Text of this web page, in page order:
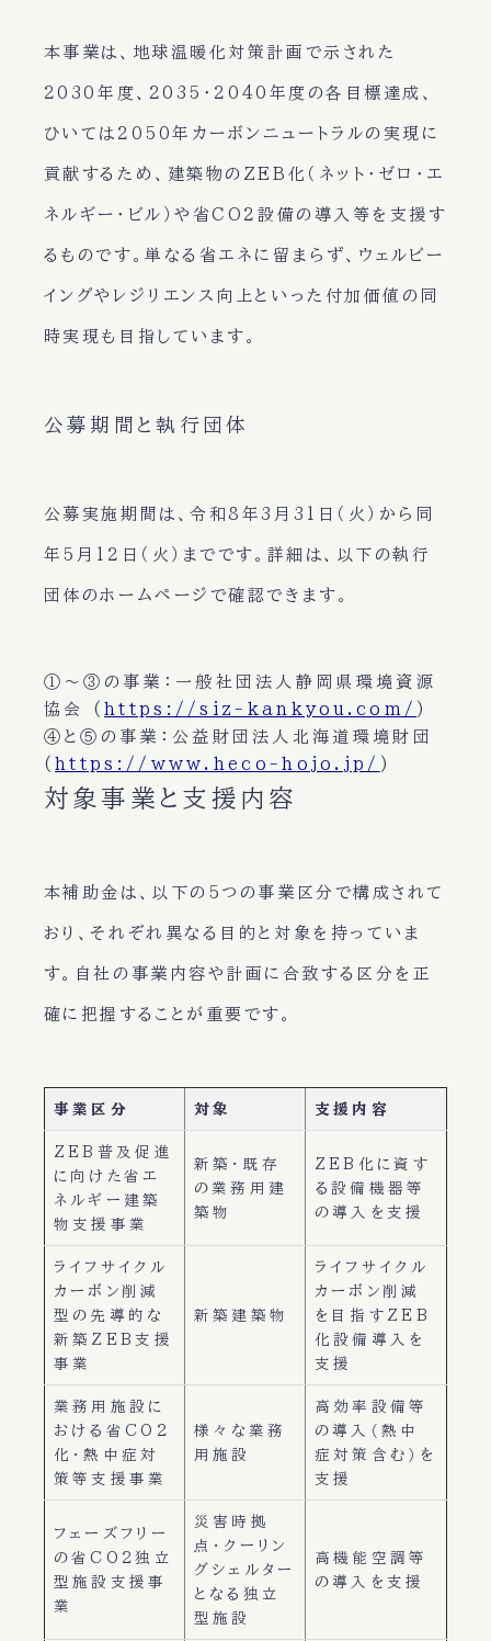
本事業は、地球温暖化対策計画で示された
2030年度、2035・2040年度の各目標達成、
ひいては2050年カーボンニュートラルの実現に
貢献するため、建築物のZEB化（ネット・ゼロ・エ
ネルギー・ビル）や省CO2設備の導入等を支援す
るものです。単なる省エネに留まらず、ウェルビー
イングやレジリエンス向上といった付加価値の同
時実現も目指しています。
公募期間と執行団体
公募実施期間は、令和8年3月31日（火）から同
年5月12日（火）まで です。詳細は、以下の執行
団体のホームページで確認できます。
①〜③の事業 ：一般社団法人静岡県環境資源
協会 ( https://siz-kankyou.com/ )
④と⑤の事業 ：公益財団法人北海道環境財団
( https://www.heco-hojo.jp/ )
対象事業と支援内容
本補助金は、以下の5つの事業区分で構成されて
おり、それぞれ異なる目的と対象を持っていま
す。自社の事業内容や計画に合致する区分を正
確に把握することが重要です。
事業区分 対象 支援内容
ZEB普及促進
に向けた省エ
ネルギー建築
物支援事業
新築・既存
の業務用建
築物
ZEB化に資す
る設備機器等
の導入を支援
ライフサイクル
カーボン削減
型の先導的な
新築ZEB支援
事業
新築建築物
ライフサイクル
カーボン削減
を目指すZEB
化設備導入を
支援
業務用施設に
おける省CO2
化・熱中症対
策等支援事業
様々な業務
用施設
高効率設備等
の導入（熱中
症対策含む）を
支援
フェーズフリー
の省CO2独立
型施設支援事
業
災害時拠
点・クーリン
グシェルター
となる独立
型施設
高機能空調等
の導入を支援